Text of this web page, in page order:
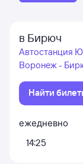
в Бирюч
Автостанция
Воронеж -
Найти
ежедневно
14:25